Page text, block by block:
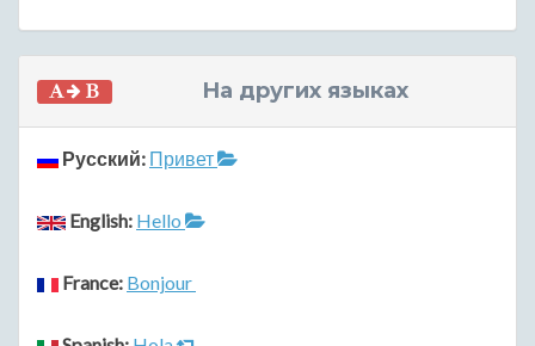
На других языках
Русский: Привет
English: Hello
France: Bonjour